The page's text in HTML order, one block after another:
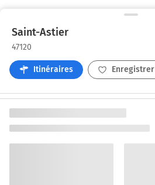
Saint-Astier
47120
Itinéraires Enregistrer